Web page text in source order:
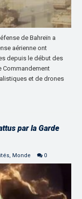
de Bahreïn a
aérienne ont
depuis le début des
Commandement
et de drones
par la Garde
, Monde 0